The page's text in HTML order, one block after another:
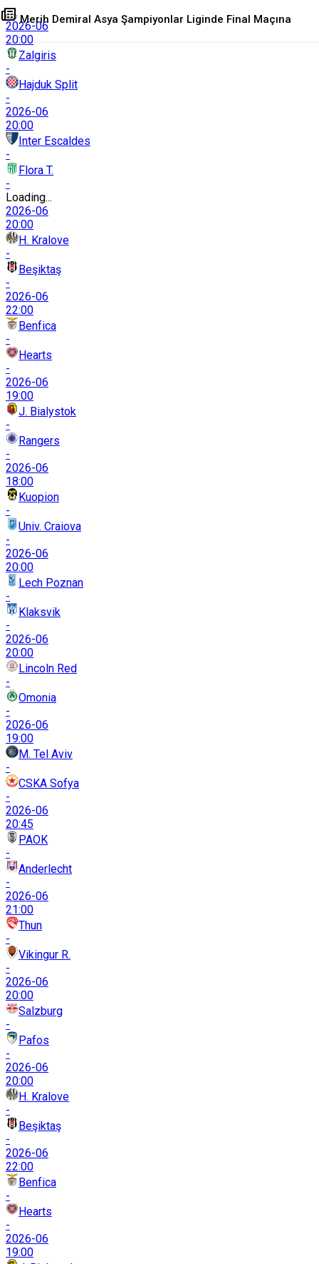
2026-06
20:00
Zalgiris
-
Hajduk Split
-
2026-06
20:00
Inter Escaldes
-
Flora T.
-
Loading...
2026-06
20:00
H. Kralove
-
Beşiktaş
-
2026-06
22:00
Benfica
-
Hearts
-
2026-06
19:00
J. Bialystok
-
Rangers
-
2026-06
18:00
Kuopion
-
Univ. Craiova
-
2026-06
20:00
Lech Poznan
-
Klaksvik
-
2026-06
20:00
Lincoln Red
-
Omonia
-
2026-06
19:00
M. Tel Aviv
-
CSKA Sofya
-
2026-06
20:45
PAOK
-
Anderlecht
-
2026-06
21:00
Thun
-
Vikingur R.
-
2026-06
20:00
Salzburg
-
Pafos
-
2026-06
20:00
H. Kralove
-
Beşiktaş
-
2026-06
22:00
Benfica
-
Hearts
-
2026-06
19:00
Merih Demiral Asya Şampiyonlar Liginde Final Maçına
Çıkıyor